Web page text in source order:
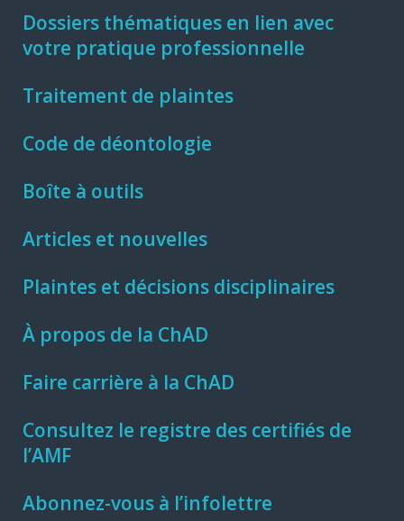
Dossiers thématiques en lien avec
votre pratique professionnelle
Traitement de plaintes
Code de déontologie
Boîte à outils
Articles et nouvelles
Plaintes et décisions disciplinaires
À propos de la ChAD
Faire carrière à la ChAD
Consultez le registre des certifiés de
l’AMF
Abonnez-vous à l’infolettre